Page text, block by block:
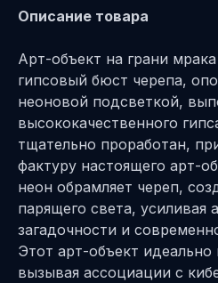
Описание товара
Арт-объект на грани
гипсовый бюст черепа,
неоновой подсветкой,
высококачественного
тщательно проработан,
фактуру настоящего арт-
неон обрамляет череп,
парящего света, усиливая
загадочности и
Этот арт-объект
вызывая ассоциации с